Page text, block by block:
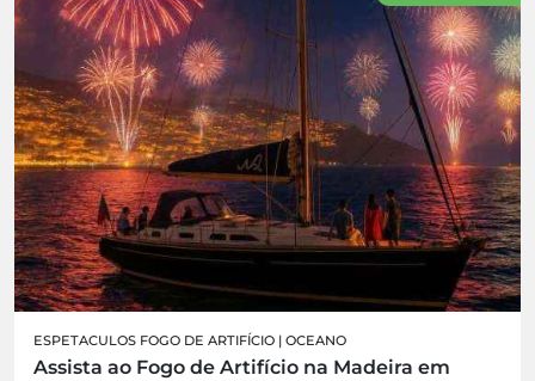
ESPETACULOS FOGO DE ARTIFÍCIO | OCEANO
Assista ao Fogo de Artifício na Madeira em